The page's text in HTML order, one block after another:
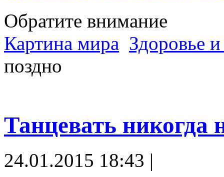
Обратите внимание
Картина мира Здоровье и
поздно
Танцевать никогда
24.01.2015 18:43 |